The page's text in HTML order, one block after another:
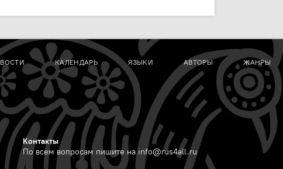
КАЛЕНДАРЬ ЯЗЫКИ АВТОРЫ ЖАНРЫ
Контакты
По всем вопросам пишите наinfo@rus4all.ru